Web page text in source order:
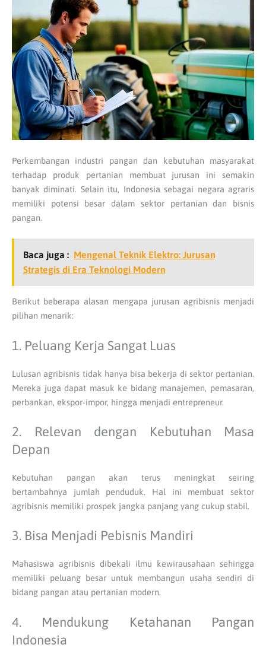
Perkembangan industri pangan dan kebutuhan masyarakat
terhadap produk pertanian membuat jurusan ini semakin
banyak diminati. Selain itu, Indonesia sebagai negara agraris
memiliki potensi besar dalam sektor pertanian dan bisnis
pangan.
Baca juga : Mengenal Teknik Elektro: Jurusan
Strategis di Era Teknologi Modern
Berikut beberapa alasan mengapa jurusan agribisnis menjadi
pilihan menarik:
1. Peluang Kerja Sangat Luas
Lulusan agribisnis tidak hanya bisa bekerja di sektor pertanian.
Mereka juga dapat masuk ke bidang manajemen, pemasaran,
perbankan, ekspor-impor, hingga menjadi entrepreneur.
2. Relevan dengan Kebutuhan Masa
Depan
Kebutuhan pangan akan terus meningkat seiring
bertambahnya jumlah penduduk. Hal ini membuat sektor
agribisnis memiliki prospek jangka panjang yang cukup stabil.
3. Bisa Menjadi Pebisnis Mandiri
Mahasiswa agribisnis dibekali ilmu kewirausahaan sehingga
memiliki peluang besar untuk membangun usaha sendiri di
bidang pangan atau pertanian modern.
4. Mendukung Ketahanan Pangan
Indonesia